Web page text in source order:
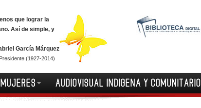
que lograr la
Así de simple, y
García Márquez
Presidente (1927-2014)
MUJERES AUDIOVISUAL INDIGENA Y COMUNITARIO